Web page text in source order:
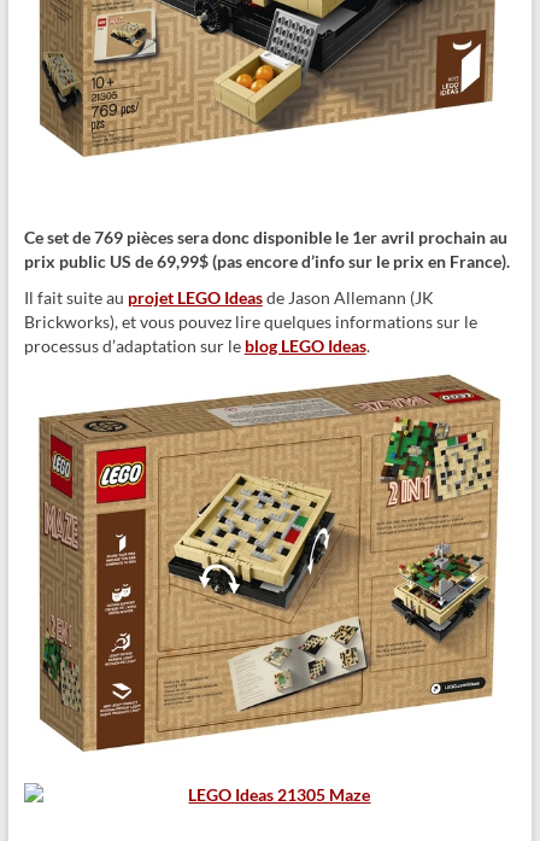
Ce set de 769 pièces sera donc disponible le 1er avril prochain au
prix public US de 69,99$ (pas encore d’info sur le prix en France).
Il fait suite au projet LEGO Ideasde Jason Allemann (JK
Brickworks), et vous pouvez lire quelques informations sur le
processus d’adaptation sur le blog LEGO Ideas.